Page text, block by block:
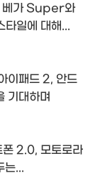
가 Super와
타일에 대해...
이패드 2, 안드
기대하며
폰 2.0, 모토로라
는...